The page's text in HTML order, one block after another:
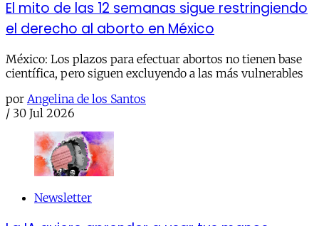
El mito de las 12 semanas sigue restringiendo
el derecho al aborto en México
México: Los plazos para efectuar abortos no tienen base
científica, pero siguen excluyendo a las más vulnerables
por Angelina de los Santos
/ 30 Jul 2026
Newsletter